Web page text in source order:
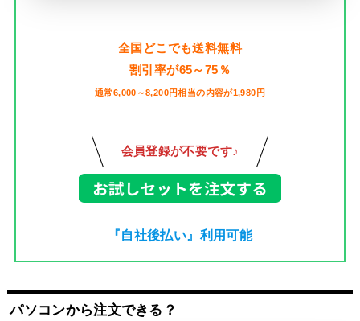
全国どこでも送料無料
割引率が65～75％
通常6,000～8,200円相当の内容が1,980円
会員登録が不要です♪
『自社後払い』利用可能
パソコンから注文できる？